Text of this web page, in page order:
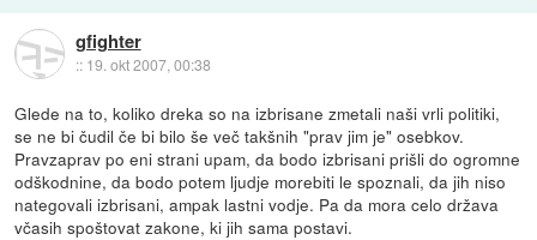
gfighter
:: 19. okt 2007, 00:38
Glede na to, koliko dreka so na izbrisane zmetali naši vrli politiki,
se ne bi čudil če bi bilo še več takšnih "prav jim je" osebkov.
Pravzaprav po eni strani upam, da bodo izbrisani prišli do ogromne
odškodnine, da bodo potem ljudje morebiti le spoznali, da jih niso
nategovali izbrisani, ampak lastni vodje. Pa da mora celo država
včasih spoštovat zakone, ki jih sama postavi.